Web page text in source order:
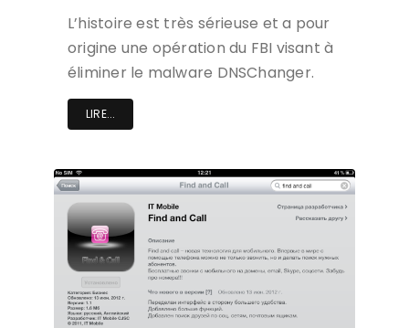
L’histoire est très sérieuse et a pour
origine une opération du FBI visant à
éliminer le malware DNSChanger.
LIRE...